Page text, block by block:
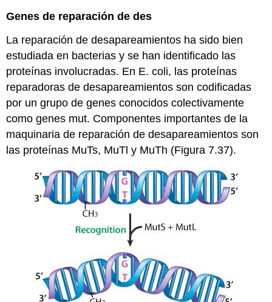
Genes de reparación de des
La reparación de desapareamientos ha sido bien
estudiada en bacterias y se han identificado las
proteínas involucradas. En E. coli, las proteínas
reparadoras de desapareamientos son codificadas
por un grupo de genes conocidos colectivamente
como genes mut. Componentes importantes de la
maquinaria de reparación de desapareamientos son
las proteínas MuTs, MuTl y MuTh (Figura 7.37).